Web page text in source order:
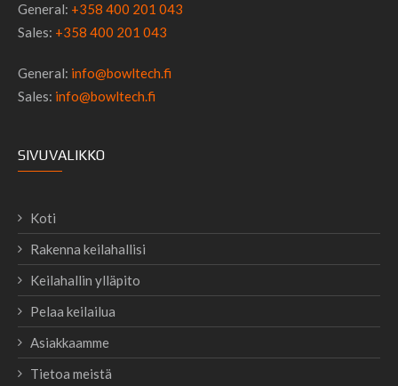
General: +358 400 201 043
Sales: +358 400 201 043
General: info@bowltech.fi
Sales: info@bowltech.fi
SIVUVALIKKO
Koti
Rakenna keilahallisi
Keilahallin ylläpito
Pelaa keilailua
Asiakkaamme
Tietoa meistä